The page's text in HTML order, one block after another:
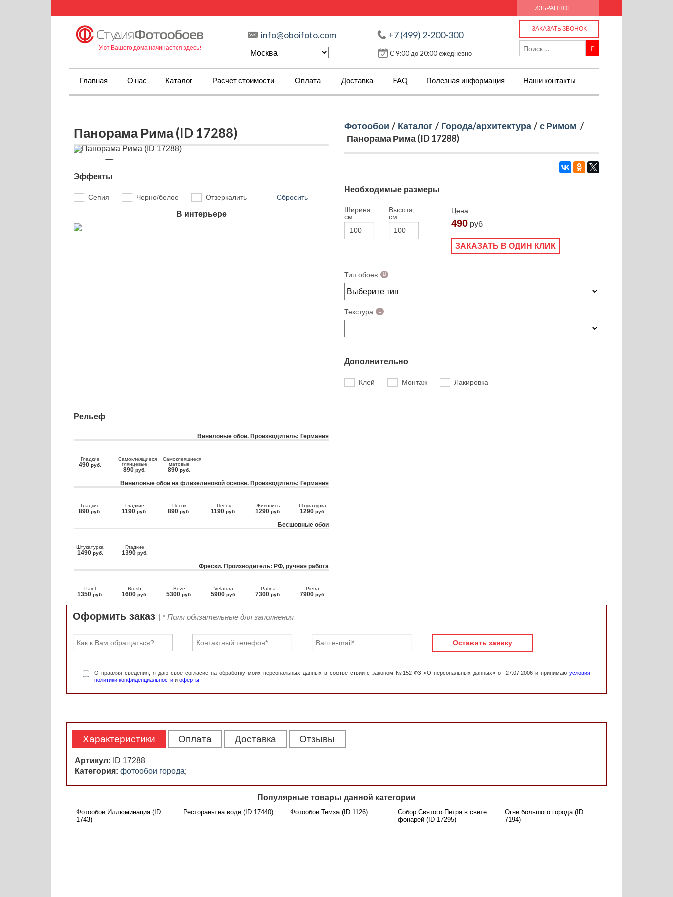
ИЗБРАННОЕ
Уют Вашего дома начинается здесь!
info@oboifoto.com +7 (499) 2-200-300
С 9:00 до 20:00 ежедневно
ЗАКАЗАТЬ ЗВОНОК
Главная О нас Каталог Расчет стоимости Оплата Доставка FAQ Полезная информация Наши контакты
Панорама Рима (ID 17288)
Эффекты
Сепия Черно/белое Отзеркалить Сбросить
В интерьере
Фотообои / Каталог / Города/архитектура / с Римом /
Панорама Рима (ID 17288)
Необходимые размеры
Ширина,
см.
Высота,
см.
Цена:
490 руб
ЗАКАЗАТЬ В ОДИН КЛИК
Тип обоев
Текстура
Дополнительно
Клей Монтаж Лакировка
Рельеф
Виниловые обои. Производитель: Германия
Гладкие
490 руб.
Самоклеящиеся
глянцевые
890 руб.
Самоклеящиеся
матовые
890 руб.
Виниловые обои на флизелиновой основе. Производитель: Германия
Гладкие
890 руб.
Гладкие
1190 руб.
Песок
890 руб.
Песок
1190 руб.
Живопись
1290 руб.
Штукатурка
1290 руб.
Бесшовные обои
Штукатурка
1490 руб.
Гладкие
1390 руб.
Фрески. Производитель: РФ, ручная работа
Paint
1350 руб.
Brush
1600 руб.
Beze
5300 руб.
Velatura
5900 руб.
Patina
7300 руб.
Pietra
7900 руб.
Оформить заказ | * Поля обязательные для заполнения
Оставить заявку
Отправляя сведения, я даю свое согласие на обработку моих персональных данных в соответствии с законом №152-ФЗ «О персональных данных» от 27.07.2006 и принимаю условия
политики конфиденциальности и оферты
Характеристики Оплата Доставка Отзывы
Артикул:
ID 17288
Категория: фотообои города;
Популярные товары данной категории
Фотообои Иллюминация (ID
1743)
Рестораны на воде (ID 17440) Фотообои Темза (ID 1126)
Собор Святого Петра в свете
фонарей (ID 17295)
Огни большого города (ID
7194)